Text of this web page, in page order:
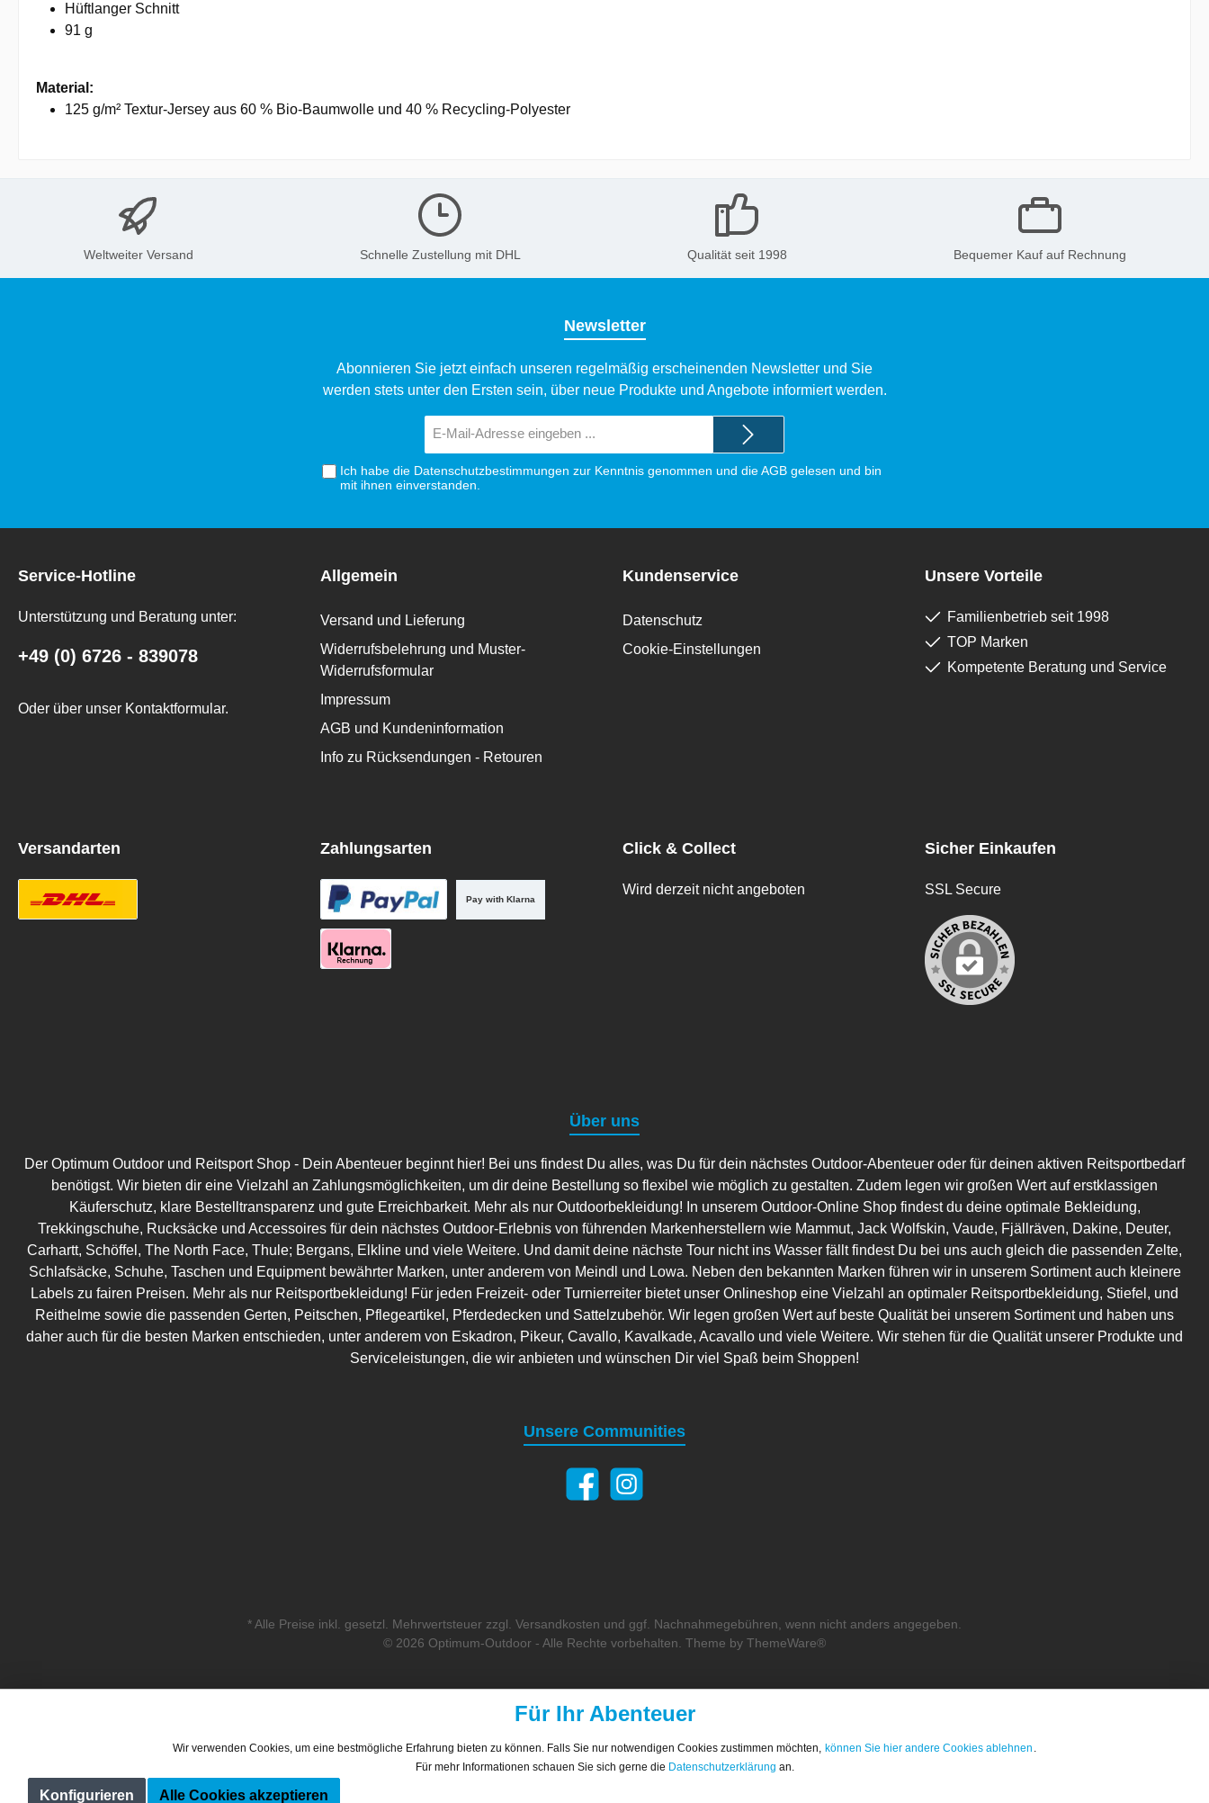
Hüftlanger Schnitt
91 g
Material:
125 g/m² Textur-Jersey aus 60 % Bio-Baumwolle und 40 % Recycling-Polyester
Weltweiter Versand Schnelle Zustellung mit DHL Qualität seit 1998 Bequemer Kauf auf Rechnung
Newsletter
Abonnieren Sie jetzt einfach unseren regelmäßig erscheinenden Newsletter und Sie
werden stets unter den Ersten sein, über neue Produkte und Angebote informiert werden.
Mail-
Adresse*
Ich habe die Datenschutzbestimmungen zur Kenntnis genommen und dieAGB gelesen und bin
mit ihnen einverstanden.
Service-Hotline
Unterstützung und Beratung unter:
+49 (0) 6726 - 839078
Oder über unser Kontaktformular.
Allgemein
Versand und Lieferung
Widerrufsbelehrung und Muster-
Widerrufsformular
Impressum
AGB und Kundeninformation
Info zu Rücksendungen - Retouren
Kundenservice
Datenschutz
Cookie-Einstellungen
Unsere Vorteile
Familienbetrieb seit 1998
TOP Marken
Kompetente Beratung und Service
Versandarten Zahlungsarten
Pay with Klarna
Click & Collect
Wird derzeit nicht angeboten
Sicher Einkaufen
SSL Secure
Über uns
Der Optimum Outdoor und Reitsport Shop - Dein Abenteuer beginnt hier! Bei uns findest Du alles, was Du für dein nächstes Outdoor-Abenteuer oder für deinen aktiven Reitsportbedarf
benötigst. Wir bieten dir eine Vielzahl an Zahlungsmöglichkeiten, um dir deine Bestellung so flexibel wie möglich zu gestalten. Zudem legen wir großen Wert auf erstklassigen
Käuferschutz, klare Bestelltransparenz und gute Erreichbarkeit. Mehr als nur Outdoorbekleidung! In unserem Outdoor-Online Shop findest du deine optimale Bekleidung,
Trekkingschuhe, Rucksäcke und Accessoires für dein nächstes Outdoor-Erlebnis von führenden Markenherstellern wie Mammut, Jack Wolfskin, Vaude, Fjällräven, Dakine, Deuter,
Carhartt, Schöffel, The North Face, Thule; Bergans, Elkline und viele Weitere. Und damit deine nächste Tour nicht ins Wasser fällt findest Du bei uns auch gleich die passenden Zelte,
Schlafsäcke, Schuhe, Taschen und Equipment bewährter Marken, unter anderem von Meindl und Lowa. Neben den bekannten Marken führen wir in unserem Sortiment auch kleinere
Labels zu fairen Preisen. Mehr als nur Reitsportbekleidung! Für jeden Freizeit- oder Turnierreiter bietet unser Onlineshop eine Vielzahl an optimaler Reitsportbekleidung, Stiefel, und
Reithelme sowie die passenden Gerten, Peitschen, Pflegeartikel, Pferdedecken und Sattelzubehör. Wir legen großen Wert auf beste Qualität bei unserem Sortiment und haben uns
daher auch für die besten Marken entschieden, unter anderem von Eskadron, Pikeur, Cavallo, Kavalkade, Acavallo und viele Weitere. Wir stehen für die Qualität unserer Produkte und
Serviceleistungen, die wir anbieten und wünschen Dir viel Spaß beim Shoppen!
Unsere Communities
* Alle Preise inkl. gesetzl. Mehrwertsteuer zzgl. Versandkosten und ggf. Nachnahmegebühren, wenn nicht anders angegeben.
© 2026 Optimum-Outdoor - Alle Rechte vorbehalten. Theme by ThemeWare®
Für Ihr Abenteuer
Wir verwenden Cookies, um eine bestmögliche Erfahrung bieten zu können. Falls Sie nur notwendigen Cookies zustimmen möchten, können Sie hier andere Cookies ablehnen .
Für mehr Informationen schauen Sie sich gerne die Datenschutzerklärung an.
Konfigurieren Alle Cookies akzeptieren